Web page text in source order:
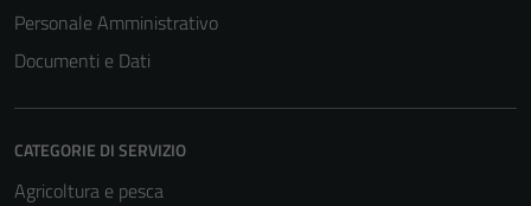
Personale Amministrativo
Documenti e Dati
CATEGORIE DI SERVIZIO
Agricoltura e pesca
Tecnici